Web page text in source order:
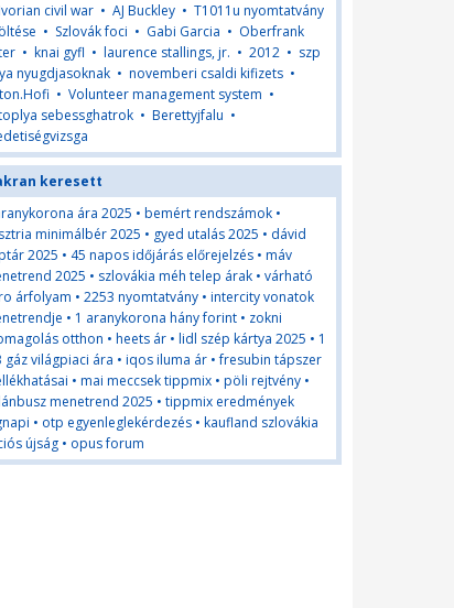
civil war • AJ Buckley • T1011u nyomtatvány
• Szlovák foci • Gabi Garcia • Oberfrank
• knai gyfl • laurence stallings, jr. • 2012 • szp
nyugdjasoknak • novemberi csaldi kifizets •
• Volunteer management system •
sebessghatrok • Berettyjfalu •
keresett
ára 2025 • bemért rendszámok •
minimálbér 2025 • gyed utalás 2025 • dávid
2025 • 45 napos időjárás előrejelzés • máv
2025 • szlovákia méh telep árak • várható
árfolyam • 2253 nyomtatvány • intercity vonatok
• 1 aranykorona hány forint • zokni
otthon • heets ár • lidl szép kártya 2025 • 1
gáz világpiaci ára • iqos iluma ár •fresubin tápszer
• mai meccsek tippmix • pöli rejtvény •
menetrend 2025 • tippmix eredmények
• otp egyenleglekérdezés • kaufland szlovákia
újság • opus forum